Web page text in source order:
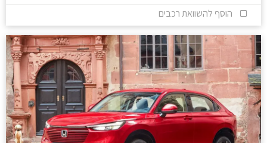
הוסף להשוואת רכבים